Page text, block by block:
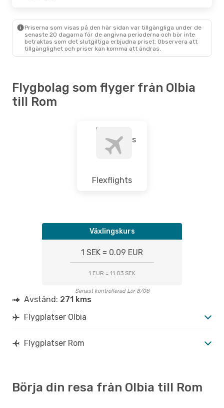
Priserna som visas på den här sidan var tillgängliga under de
senaste 20 dagarna för de angivna perioderna och bör inte
betraktas som det slutgiltiga erbjudna priset. Observera att
tillgänglighet och priser kan komma att ändras.
Flygbolag som flyger från Olbia
till Rom
Flexflights
Växlingskurs
1 SEK = 0.09 EUR
1 EUR = 11.03 SEK
Senast kontrollerad Lör 8/08
Avstånd: 271 kms
Flygplatser Olbia
Flygplatser Rom
Börja din resa från Olbia till Rom